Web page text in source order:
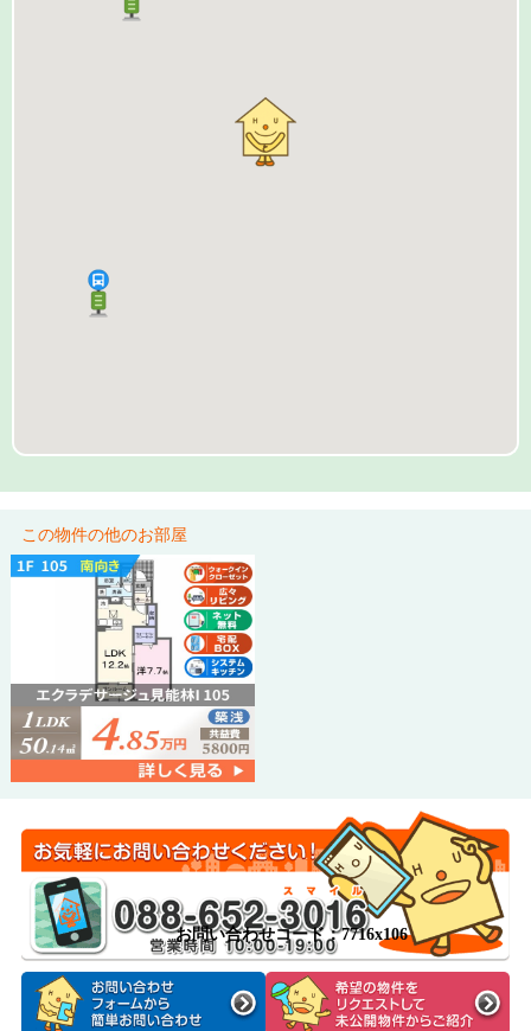
この物件の他のお部屋
お問い合わせコード：7716x106